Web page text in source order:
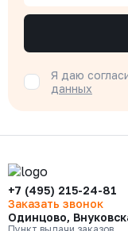
Я даю
данных
+7 (495) 215-24-81
Заказать звонок
Одинцово,